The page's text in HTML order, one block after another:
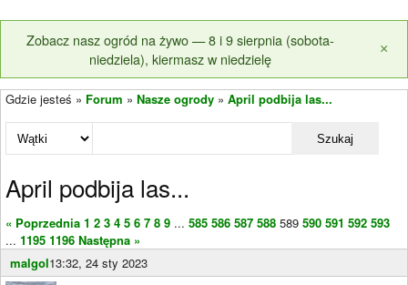
Zobacz nasz ogród na żywo — 8 i 9 sierpnia (sobota-
niedziela), kiermasz w niedzielę
×
Gdzie jesteś » Forum » Nasze ogrody » April podbija las...
Szukaj
April podbija las...
« Poprzednia 1 2 3 4 5 6 7 8 9 ... 585 586 587 588 589 590 591 592 593
... 1195 1196 Następna »
malgol13:32, 24 sty 2023